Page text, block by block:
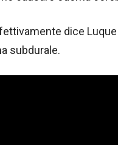
dice
subdurale.